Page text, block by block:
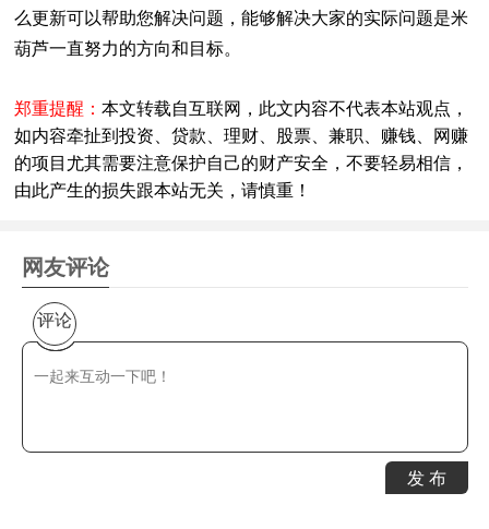
么更新可以帮助您解决问题，能够解决大家的实际问题是米
葫芦一直努力的方向和目标。
郑重提醒： 本文转载自互联网，此文内容不代表本站观点，
如内容牵扯到投资、贷款、理财、股票、兼职、赚钱、网赚
的项目尤其需要注意保护自己的财产安全，不要轻易相信，
由此产生的损失跟本站无关，请慎重！
网友评论
评论
发 布